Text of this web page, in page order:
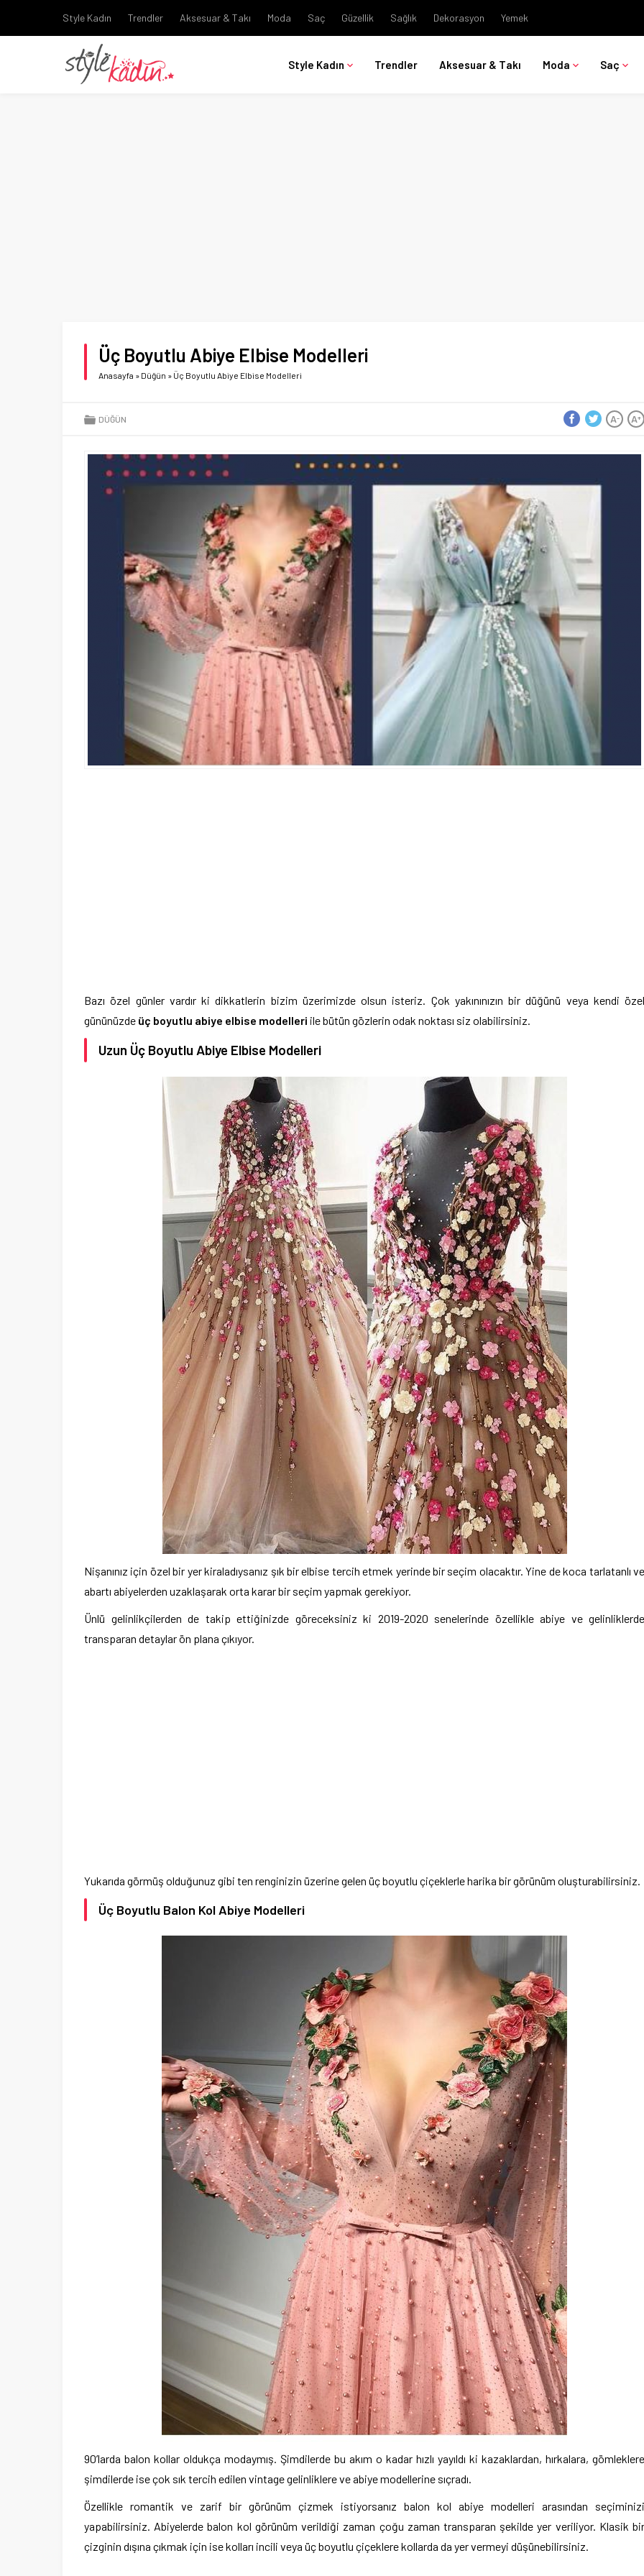
Style Kadın Trendler Aksesuar & Takı Moda Saç Güzellik Sağlık Dekorasyon Yemek
Style Kadın Trendler Aksesuar & Takı Moda Saç
Üç Boyutlu Abiye Elbise Modelleri
Anasayfa » Düğün » Üç Boyutlu Abiye Elbise Modelleri
DÜĞÜN A+
A-
Bazı özel günler vardır ki dikkatlerin bizim üzerimizde olsun isteriz. Çok yakınınızın bir düğünü veya kendi özel
gününüzde üç boyutlu abiye elbise modelleri ile bütün gözlerin odak noktası siz olabilirsiniz.
Uzun Üç Boyutlu Abiye Elbise Modelleri
Nişanınız için özel bir yer kiraladıysanız şık bir elbise tercih etmek yerinde bir seçim olacaktır. Yine de koca tarlatanlı ve
abartı abiyelerden uzaklaşarak orta karar bir seçim yapmak gerekiyor.
Ünlü gelinlikçilerden de takip ettiğinizde göreceksiniz ki 2019-2020 senelerinde özellikle abiye ve gelinliklerde
transparan detaylar ön plana çıkıyor.
Yukarıda görmüş olduğunuz gibi ten renginizin üzerine gelen üç boyutlu çiçeklerle harika bir görünüm oluşturabilirsiniz.
Üç Boyutlu Balon Kol Abiye Modelleri
90’larda balon kollar oldukça modaymış. Şimdilerde bu akım o kadar hızlı yayıldı ki kazaklardan, hırkalara, gömleklere
şimdilerde ise çok sık tercih edilen vintage gelinliklere ve abiye modellerine sıçradı.
Özellikle romantik ve zarif bir görünüm çizmek istiyorsanız balon kol abiye modelleri arasından seçiminizi
yapabilirsiniz. Abiyelerde balon kol görünüm verildiği zaman çoğu zaman transparan şekilde yer veriliyor. Klasik bir
çizginin dışına çıkmak için ise kolları incili veya üç boyutlu çiçeklere kollarda da yer vermeyi düşünebilirsiniz.